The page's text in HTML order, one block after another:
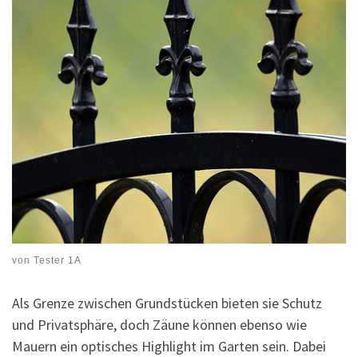
von Tester 1A
Als Grenze zwischen Grundstücken bieten sie Schutz
und Privatsphäre, doch Zäune können ebenso wie
Mauern ein optisches Highlight im Garten sein. Dabei